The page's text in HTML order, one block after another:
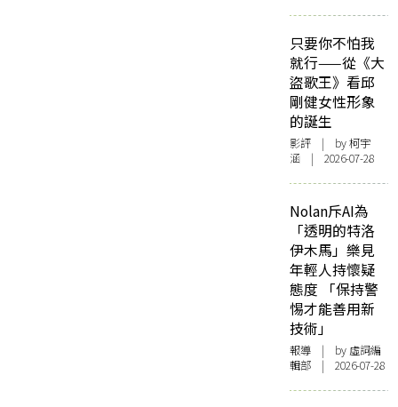
只要你不怕我
就行——從《大
盜歌王》看邱
剛健女性形象
的誕生
影評 | by 柯宇
涵 | 2026-07-28
Nolan斥AI為
「透明的特洛
伊木馬」樂見
年輕人持懷疑
態度 「保持警
惕才能善用新
技術」
報導 | by 虛詞編
輯部 | 2026-07-28